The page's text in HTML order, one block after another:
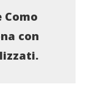
Como
con